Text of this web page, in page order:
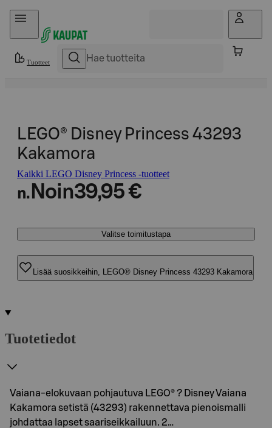
Hyppää sisältöön
Tuotteet
LEGO® Disney Princess 43293
Kakamora
Kaikki LEGO Disney Princess -tuotteet
n. Noin39,95 €
Valitse toimitustapa
Lisää suosikkeihin, LEGO® Disney Princess 43293 Kakamora
Tuotetiedot
Vaiana-elokuvaan pohjautuva LEGO® ? Disney Vaiana
Kakamora setistä (43293) rakennettava pienoismalli
johdattaa lapset saariseikkailuun. 2…